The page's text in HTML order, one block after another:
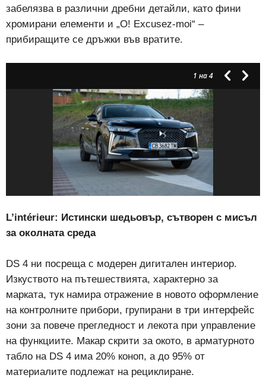
забелязва в различни дребни детайли, като фини
хромирани елементи и „О! Excusez-moi“ –
прибиращите се дръжки във вратите.
1 на 4
L’intérieur: Истински шедьовър, сътворен с мисъл
за околната среда
DS 4 ни посреща с модерен дигитален интериор.
Изкуството на пътешествията, характерно за
марката, тук намира отражение в новото оформление
на контролните прибори, групирани в три интерфейс
зони за повече прегледност и лекота при управление
на функциите. Макар скрити за окото, в арматурното
табло на DS 4 има 20% коноп, а до 95% от
материалите подлежат на рециклиране.